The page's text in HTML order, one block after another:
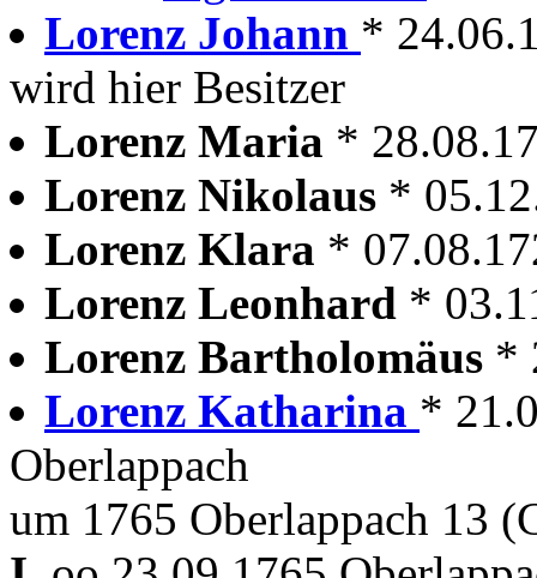
Lorenz Johann *
wird hier Besitzer
Lorenz Maria *
Lorenz Nikolaus *
Lorenz Klara *
Lorenz Leonhard *
Lorenz Bartholomäus *
Lorenz Katharina *
Oberlappach
um 1765 Oberlappach 13